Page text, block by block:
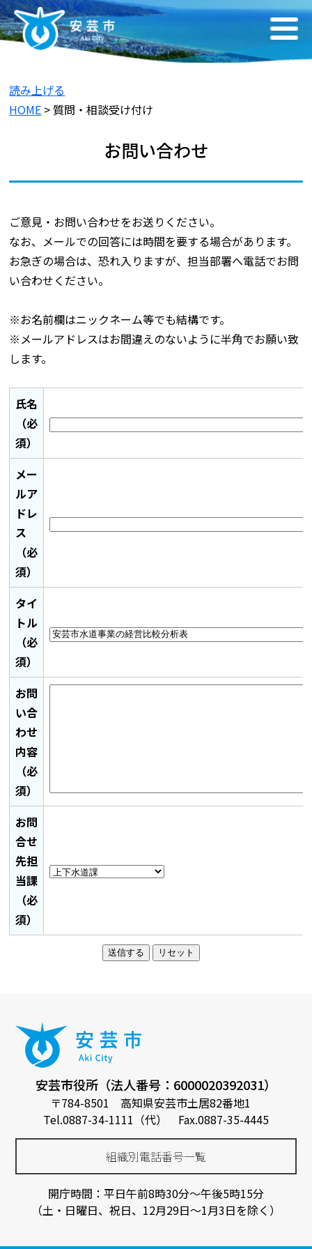
読み上げる
HOME > 質問・相談受け付け
お問い合わせ
ご意見・お問い合わせをお送りください。
なお、メールでの回答には時間を要する場合があります。
お急ぎの場合は、恐れ入りますが、担当部署へ電話でお問
い合わせください。
※お名前欄はニックネーム等でも結構です。
※メールアドレスはお間違えのないように半角でお願い致
します。
氏名
（必
須）
メー
ルア
ドレ
ス
（必
須）
タイ
トル
（必
須）
お問
い合
わせ
内容
（必
須）
お問
合せ
先担
当課
（必
須）
安芸市役所（法人番号：6000020392031）
〒784-8501 高知県安芸市土居82番地1
Tel.0887-34-1111（代） Fax.0887-35-4445
組織別電話番号一覧
開庁時間：平日午前8時30分～午後5時15分
（土・日曜日、祝日、12月29日～1月3日を除く）